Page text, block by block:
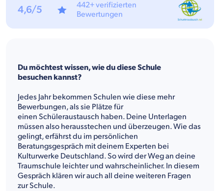
Du möchtest wissen, wie du diese Schule
besuchen kannst?
Jedes Jahr bekommen Schulen wie diese mehr
Bewerbungen, als sie Plätze für
einen Schüleraustausch haben. Deine Unterlagen
müssen also herausstechen und überzeugen. Wie das
gelingt, erfährst du im persönlichen
Beratungsgespräch mit deinem Experten bei
Kulturwerke Deutschland. So wird der Weg an deine
Traumschule leichter und wahrscheinlicher. In diesem
Gespräch klären wir auch all deine weiteren Fragen
zur Schule.
4,6/5
442+ verifizierten
Bewertungen